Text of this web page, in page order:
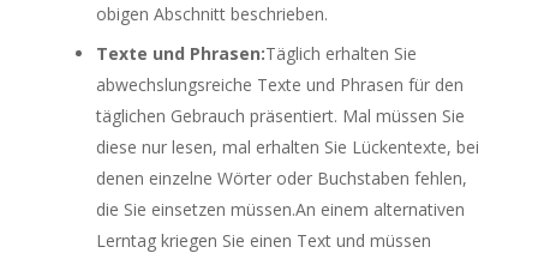
obigen Abschnitt beschrieben.
Texte und Phrasen:Täglich erhalten Sie
abwechslungsreiche Texte und Phrasen für den
täglichen Gebrauch präsentiert. Mal müssen Sie
diese nur lesen, mal erhalten Sie Lückentexte, bei
denen einzelne Wörter oder Buchstaben fehlen,
die Sie einsetzen müssen.An einem alternativen
Lerntag kriegen Sie einen Text und müssen